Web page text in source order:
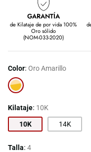
GARANTÍA
de Kilataje de por vida 100%
Oro sólido
(NOM-033-2020)
Color Oro Amarillo
Oro
Amarillo
Kilataje 10K
10K 14K
Talla 4